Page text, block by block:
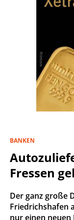
BANKEN
Fressen
Der ganz große
Friedrichshafen
nur einen